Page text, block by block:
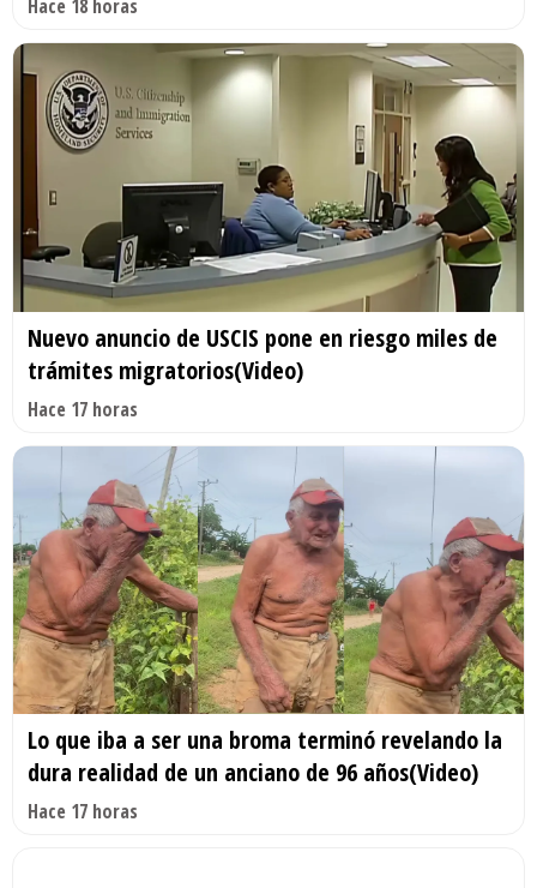
Hace 18 horas
Nuevo anuncio de USCIS pone en riesgo miles de
trámites migratorios(Video)
Hace 17 horas
Lo que iba a ser una broma terminó revelando la
dura realidad de un anciano de 96 años(Video)
Hace 17 horas